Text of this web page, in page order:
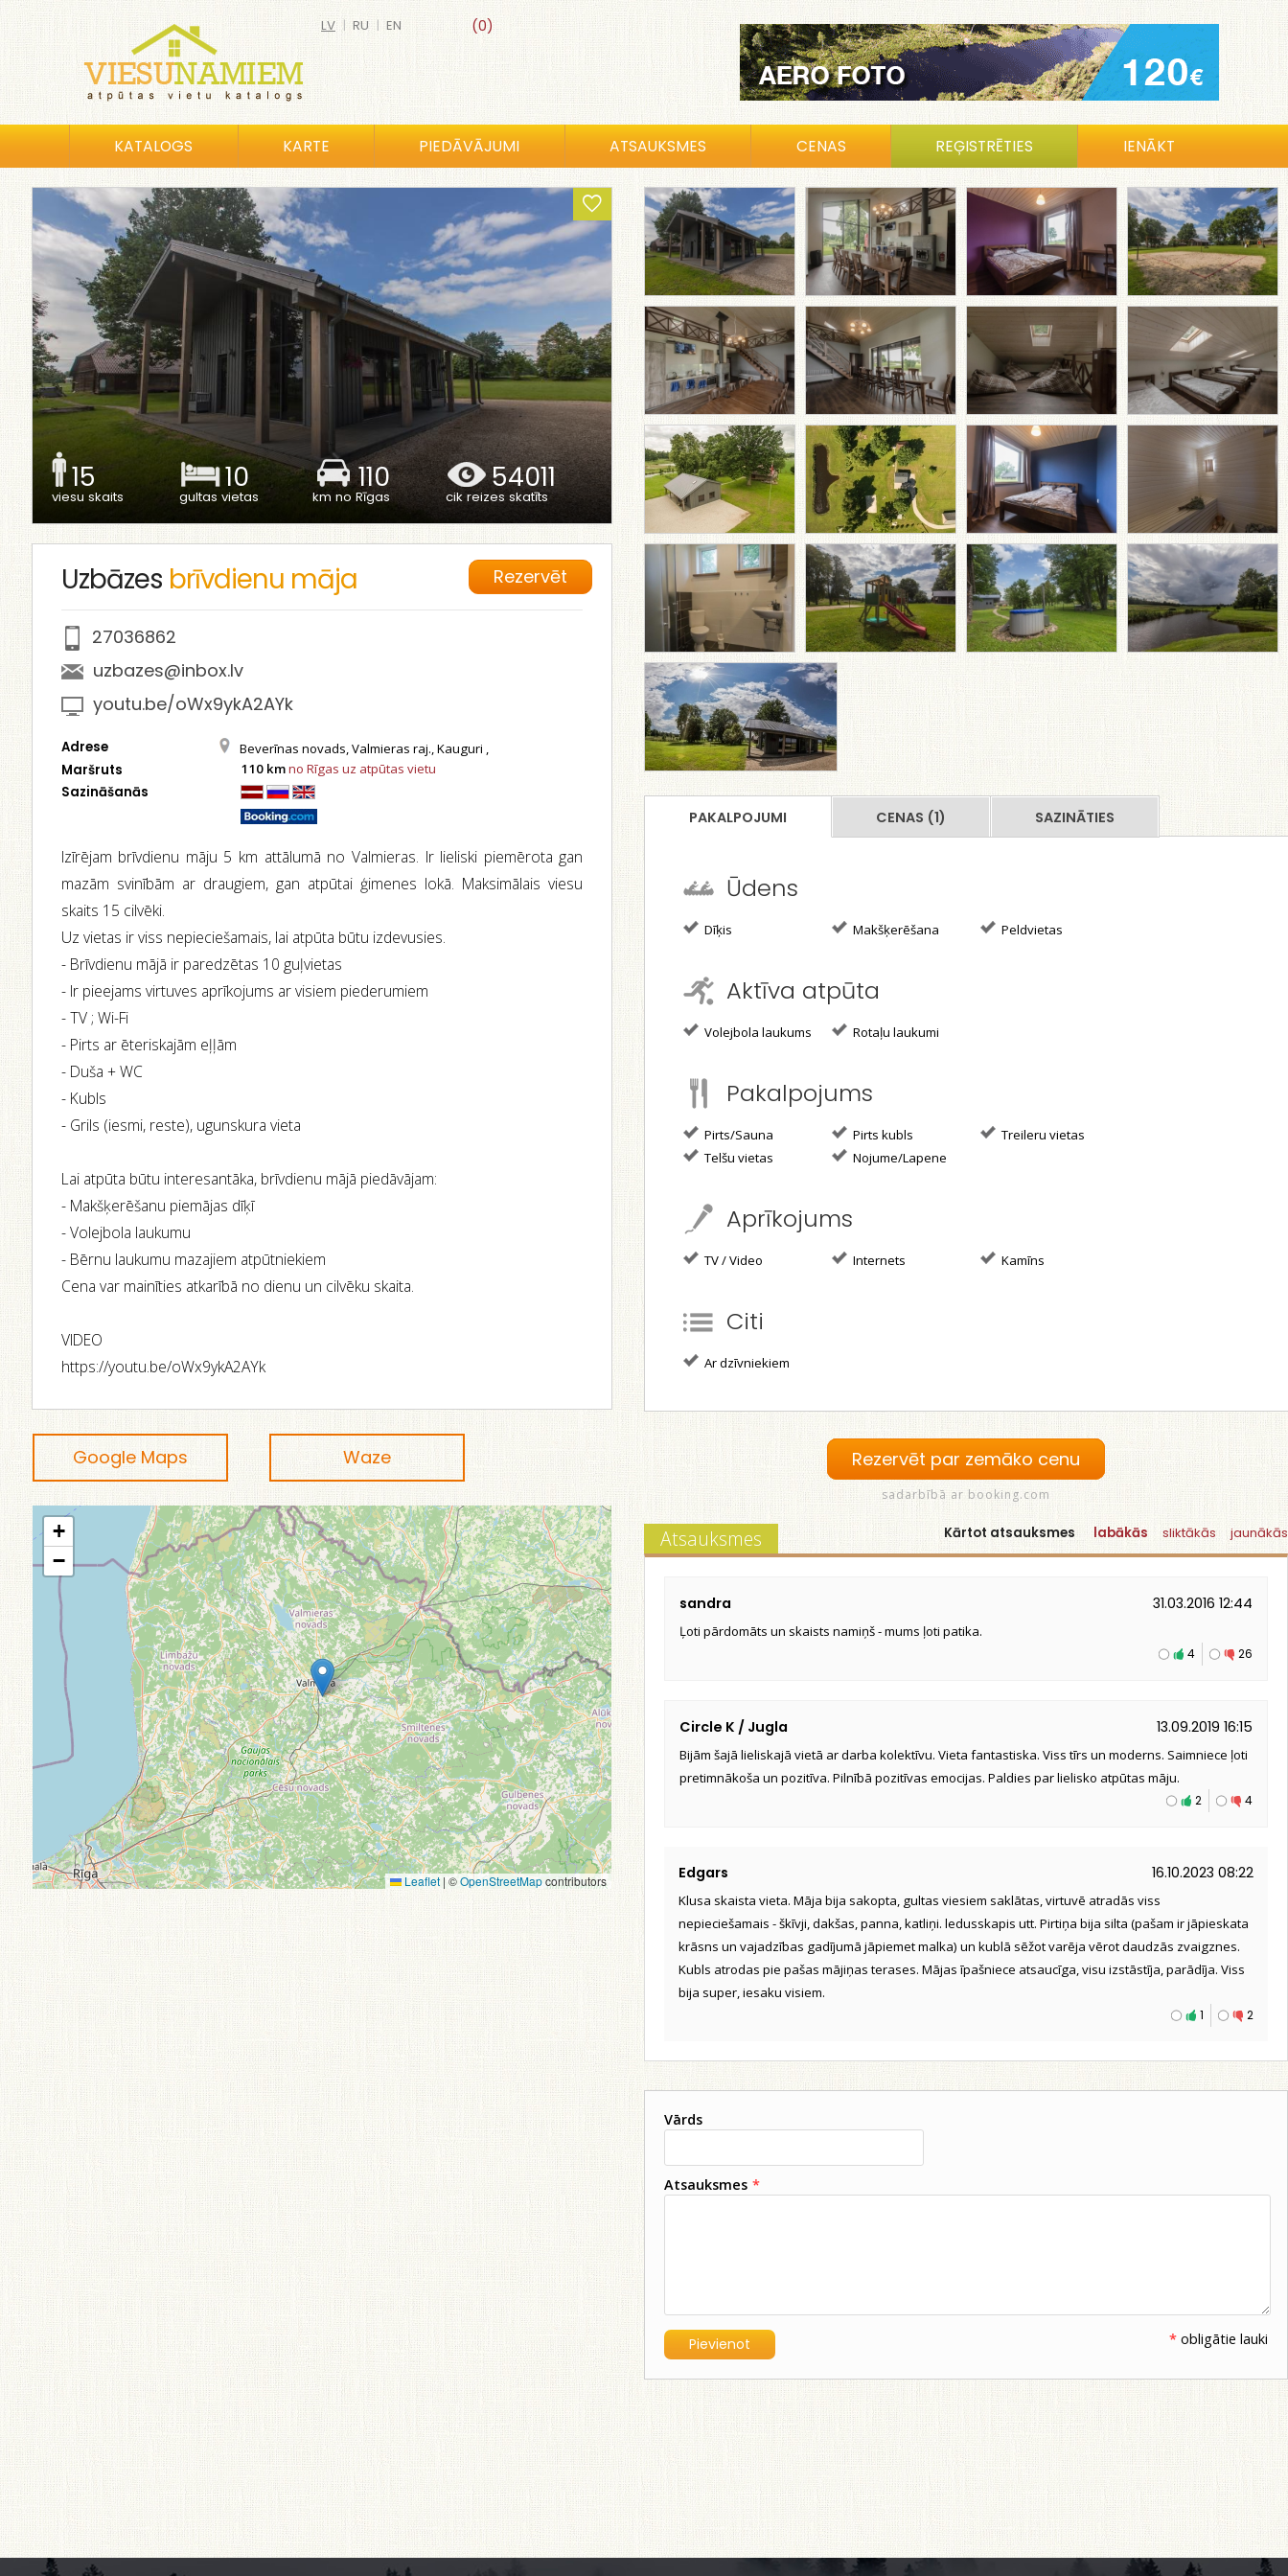
(0)
LV | RU | EN
KATALOGS KARTE PIEDĀVĀJUMI ATSAUKSMES CENAS REĢISTRĒTIES IENĀKT
15
viesu skaits
10
gultas vietas
110
km no Rīgas
54011
cik reizes skatīts
Uzbāzes brīvdienu māja Rezervēt
27036862
uzbazes@inbox.lv
youtu.be/oWx9ykA2AYk
Adrese Beverīnas novads, Valmieras raj., Kauguri ,
Maršruts 110 kmno Rīgas uz atpūtas vietu
Sazināšanās
Izīrējam brīvdienu māju 5 km attālumā no Valmieras. Ir lieliski piemērota gan
mazām svinībām ar draugiem, gan atpūtai ģimenes lokā. Maksimālais viesu
skaits 15 cilvēki.
Uz vietas ir viss nepieciešamais, lai atpūta būtu izdevusies.
- Brīvdienu mājā ir paredzētas 10 guļvietas
- Ir pieejams virtuves aprīkojums ar visiem piederumiem
- TV ; Wi-Fi
- Pirts ar ēteriskajām eļļām
- Duša + WC
- Kubls
- Grils (iesmi, reste), ugunskura vieta
Lai atpūta būtu interesantāka, brīvdienu mājā piedāvājam:
- Makšķerēšanu piemājas dīķī
- Volejbola laukumu
- Bērnu laukumu mazajiem atpūtniekiem
Cena var mainīties atkarībā no dienu un cilvēku skaita.
VIDEO
https://youtu.be/oWx9ykA2AYk
Google Maps Waze
+
−
Leaflet | ©OpenStreetMapcontributors
PAKALPOJUMI CENAS (1) SAZINĀTIES
Ūdens
Dīķis Makšķerēšana Peldvietas
Aktīva atpūta
Volejbola laukums Rotaļu laukumi
Pakalpojums
Pirts/Sauna Pirts kubls
Treileru vietas
Telšu vietas
Nojume/Lapene
Aprīkojums
TV / Video Internets Kamīns
Citi
Ar dzīvniekiem
Rezervēt par zemāko cenu
sadarbībā ar booking.com
Kārtot atsauksmes labākās sliktākās jaunākās
Atsauksmes
sandra 31.03.2016 12:44
Ļoti pārdomāts un skaists namiņš - mums ļoti patika.
26
4
Circle K / Jugla 13.09.2019 16:15
Bijām šajā lieliskajā vietā ar darba kolektīvu. Vieta fantastiska. Viss tīrs un moderns. Saimniece ļoti
pretimnākoša un pozitīva. Pilnībā pozitīvas emocijas. Paldies par lielisko atpūtas māju.
4
2
Edgars 16.10.2023 08:22
Klusa skaista vieta. Māja bija sakopta, gultas viesiem saklātas, virtuvē atradās viss
nepieciešamais - škīvji, dakšas, panna, katliņi. ledusskapis utt. Pirtiņa bija silta (pašam ir jāpieskata
krāsns un vajadzības gadījumā jāpiemet malka) un kublā sēžot varēja vērot daudzās zvaigznes.
Kubls atrodas pie pašas mājiņas terases. Mājas īpašniece atsaucīga, visu izstāstīja, parādīja. Viss
bija super, iesaku visiem.
2
1
Vārds
Atsauksmes *
* obligātie lauki